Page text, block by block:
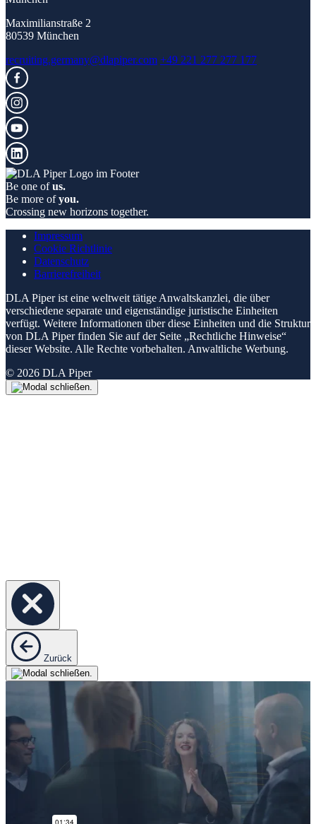
Maximilianstraße 2
80539 München
recruiting.germany@dlapiper.com +49 221 277 277 177
Be one ofus.
Be more ofyou.
Crossing new horizons together.
Impressum
Cookie Richtlinie
Datenschutz
Barrierefreiheit
DLA Piper ist eine weltweit tätige Anwaltskanzlei, die über
verschiedene separate und eigenständige juristische Einheiten
verfügt. Weitere Informationen über diese Einheiten und die Struktur
von DLA Piper finden Sie auf der Seite „Rechtliche Hinweise“
dieser Website. Alle Rechte vorbehalten. Anwaltliche Werbung.
© 2026 DLA Piper
Zurück